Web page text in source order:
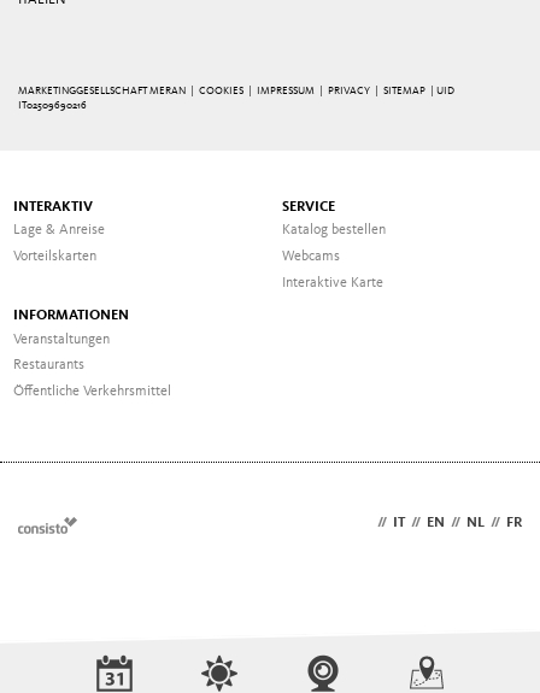
MARKETINGGESELLSCHAFT MERAN | COOKIES IMPRESSUM PRIVACY |SITEMAP
| UID
IT02509690216
INTERAKTIV
Lage & Anreise
Vorteilskarten
SERVICE
Katalog bestellen
Webcams
Interaktive Karte
INFORMATIONEN
Veranstaltungen
Restaurants
Öffentliche Verkehrsmittel
// // EN // NL // FR